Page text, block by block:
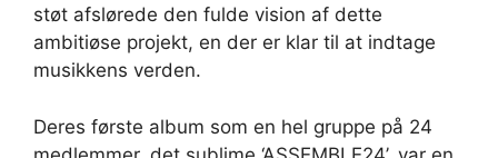
støt afslørede den fulde vision af dette
ambitiøse projekt, en der er klar til at indtage
musikkens verden.
Deres første album som en hel gruppe på 24